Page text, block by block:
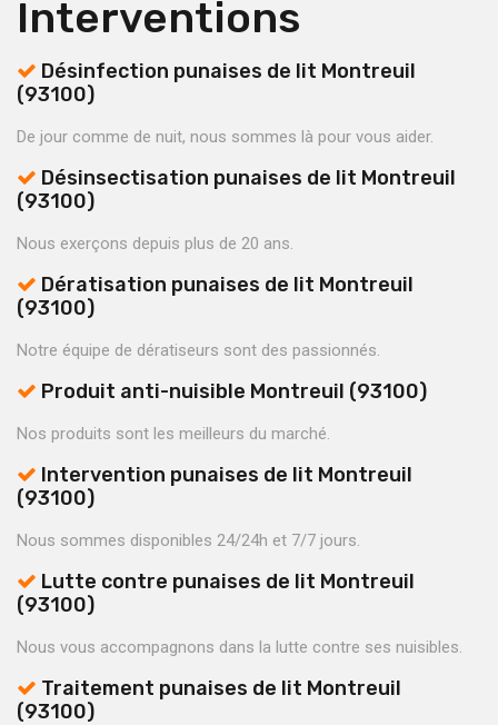
Interventions
Désinfection punaises de lit Montreuil
(93100)
De jour comme de nuit, nous sommes là pour vous aider.
Désinsectisation punaises de lit Montreuil
(93100)
Nous exerçons depuis plus de 20 ans.
Dératisation punaises de lit Montreuil
(93100)
Notre équipe de dératiseurs sont des passionnés.
Produit anti-nuisible Montreuil (93100)
Nos produits sont les meilleurs du marché.
Intervention punaises de lit Montreuil
(93100)
Nous sommes disponibles 24/24h et 7/7 jours.
Lutte contre punaises de lit Montreuil
(93100)
Nous vous accompagnons dans la lutte contre ses nuisibles.
Traitement punaises de lit Montreuil
(93100)